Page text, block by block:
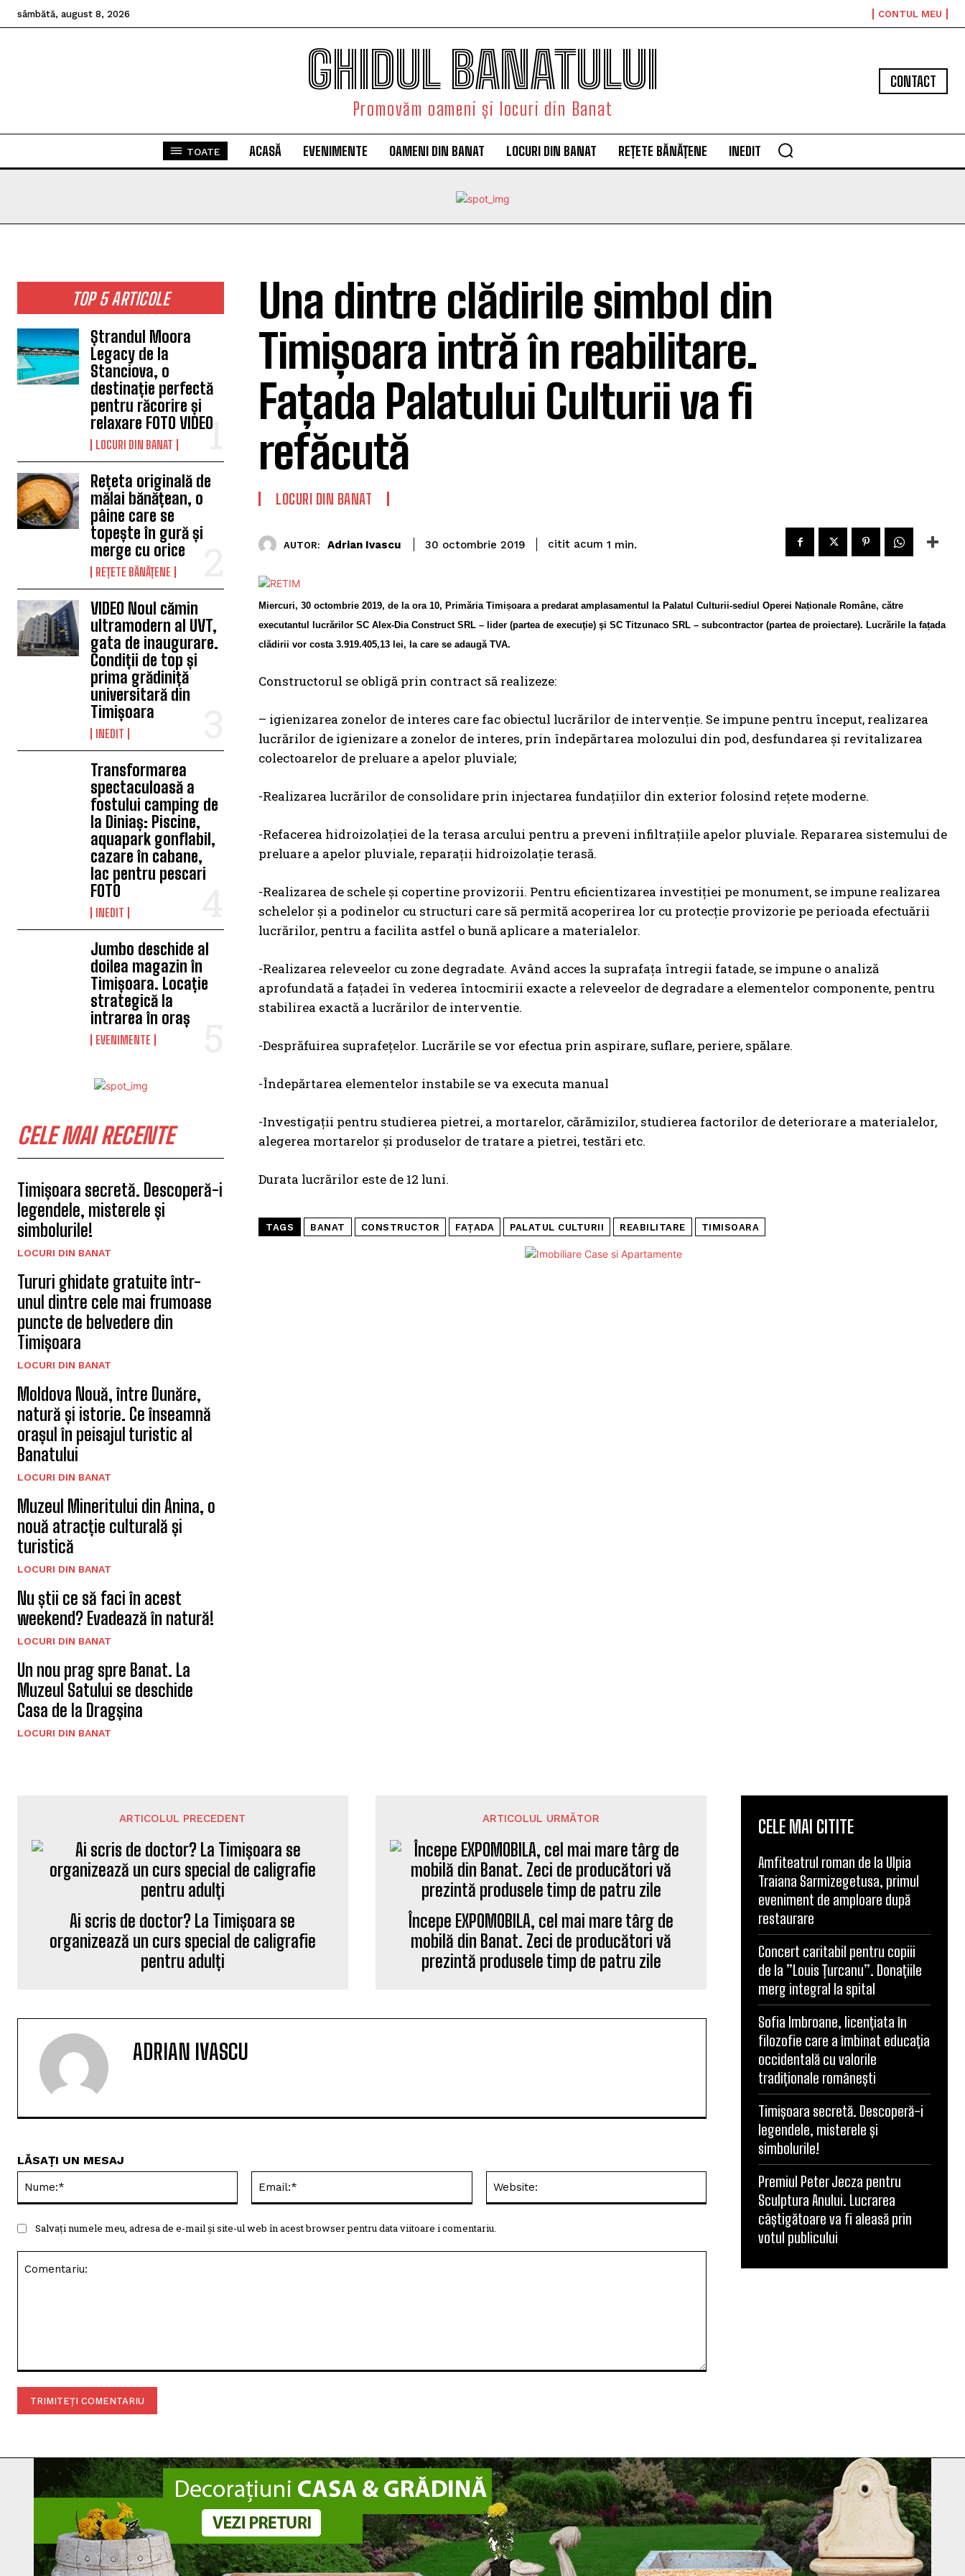
sâmbătă, august 8, 2026 CONTUL MEU
GHIDUL BANATULUI
Promovăm oameni și locuri din Banat
CONTACT
TOATE ACASĂ EVENIMENTE OAMENI DIN BANAT LOCURI DIN BANAT REȚETE BĂNĂȚENE INEDIT
TOP 5 ARTICOLE
Ștrandul Moora
Legacy de la
Stanciova, o
destinație perfectă
pentru răcorire și
relaxare FOTO VIDEO
LOCURI DIN BANAT
Rețeta originală de
mălai bănățean, o
pâine care se
topește în gură și
merge cu orice
REȚETE BĂNĂȚENE
VIDEO Noul cămin
ultramodern al UVT,
gata de inaugurare.
Condiții de top și
prima grădiniță
universitară din
Timișoara
INEDIT
Transformarea
spectaculoasă a
fostului camping de
la Diniaș: Piscine,
aquapark gonflabil,
cazare în cabane,
lac pentru pescari
FOTO
INEDIT
Jumbo deschide al
doilea magazin în
Timișoara. Locație
strategică la
intrarea în oraș
EVENIMENTE
CELE MAI RECENTE
Timișoara secretă. Descoperă-i
legendele, misterele și
simbolurile!
LOCURI DIN BANAT
Tururi ghidate gratuite într-
unul dintre cele mai frumoase
puncte de belvedere din
Timișoara
LOCURI DIN BANAT
Moldova Nouă, între Dunăre,
natură și istorie. Ce înseamnă
orașul în peisajul turistic al
Banatului
LOCURI DIN BANAT
Muzeul Mineritului din Anina, o
nouă atracție culturală și
turistică
LOCURI DIN BANAT
Nu știi ce să faci în acest
weekend? Evadează în natură!
LOCURI DIN BANAT
Un nou prag spre Banat. La
Muzeul Satului se deschide
Casa de la Dragșina
LOCURI DIN BANAT
Una dintre clădirile simbol din
Timișoara intră în reabilitare.
Fațada Palatului Culturii va fi
refăcută
LOCURI DIN BANAT
AUTOR: Adrian Ivascu 30 octombrie 2019 citit acum 1 min.
Miercuri, 30 octombrie 2019, de la ora 10, Primăria Timișoara a predarat amplasamentul la Palatul Culturii-sediul Operei Naționale Române, către
executantul lucrărilor SC Alex-Dia Construct SRL – lider (partea de execuţie) şi SC Titzunaco SRL – subcontractor (partea de proiectare). Lucrările la fațada
clădirii vor costa 3.919.405,13 lei, la care se adaugă TVA.
Constructorul se obligă prin contract să realizeze:
– igienizarea zonelor de interes care fac obiectul lucrărilor de intervenţie. Se impune pentru început, realizarea
lucrărilor de igienizare a zonelor de interes, prin îndepărtarea molozului din pod, desfundarea şi revitalizarea
colectoarelor de preluare a apelor pluviale;
-Realizarea lucrărilor de consolidare prin injectarea fundaţiilor din exterior folosind reţete moderne.
-Refacerea hidroizolaţiei de la terasa arcului pentru a preveni infiltraţiile apelor pluviale. Repararea sistemului de
preluare a apelor pluviale, reparaţii hidroizolaţie terasă.
-Realizarea de schele şi copertine provizorii. Pentru eficientizarea investiţiei pe monument, se impune realizarea
schelelor şi a podinelor cu structuri care să permită acoperirea lor cu protecţie provizorie pe perioada efectuării
lucrărilor, pentru a facilita astfel o bună aplicare a materialelor.
-Realizarea releveelor cu zone degradate. Având acces la suprafaţa întregii fatade, se impune o analiză
aprofundată a faţadei în vederea întocmirii exacte a releveelor de degradare a elementelor componente, pentru
stabilirea exactă a lucrărilor de interventie.
-Desprăfuirea suprafeţelor. Lucrările se vor efectua prin aspirare, suflare, periere, spălare.
-Îndepărtarea elementelor instabile se va executa manual
-Investigaţii pentru studierea pietrei, a mortarelor, cărămizilor, studierea factorilor de deteriorare a materialelor,
alegerea mortarelor şi produselor de tratare a pietrei, testări etc.
Durata lucrărilor este de 12 luni.
TAGS BANAT CONSTRUCTOR FAȚADA PALATUL CULTURII REABILITARE TIMISOARA
ARTICOLUL PRECEDENT
Ai scris de doctor? La Timișoara se
organizează un curs special de caligrafie
pentru adulți
ARTICOLUL URMĂTOR
Începe EXPOMOBILA, cel mai mare târg de
mobilă din Banat. Zeci de producători vă
prezintă produsele timp de patru zile
ADRIAN IVASCU
LĂSAȚI UN MESAJ
Salvați numele meu, adresa de e-mail și site-ul web în acest browser pentru data viitoare i comentariu.
CELE MAI CITITE
Amfiteatrul roman de la Ulpia
Traiana Sarmizegetusa, primul
eveniment de amploare după
restaurare
Concert caritabil pentru copiii
de la ”Louis Țurcanu”. Donațiile
merg integral la spital
Sofia Imbroane, licențiata în
filozofie care a îmbinat educația
occidentală cu valorile
tradiționale românești
Timișoara secretă. Descoperă-i
legendele, misterele și
simbolurile!
Premiul Peter Jecza pentru
Sculptura Anului. Lucrarea
câștigătoare va fi aleasă prin
votul publicului